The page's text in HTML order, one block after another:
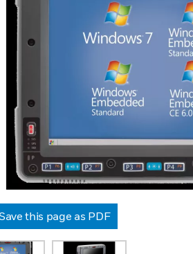
Save this page as PDF